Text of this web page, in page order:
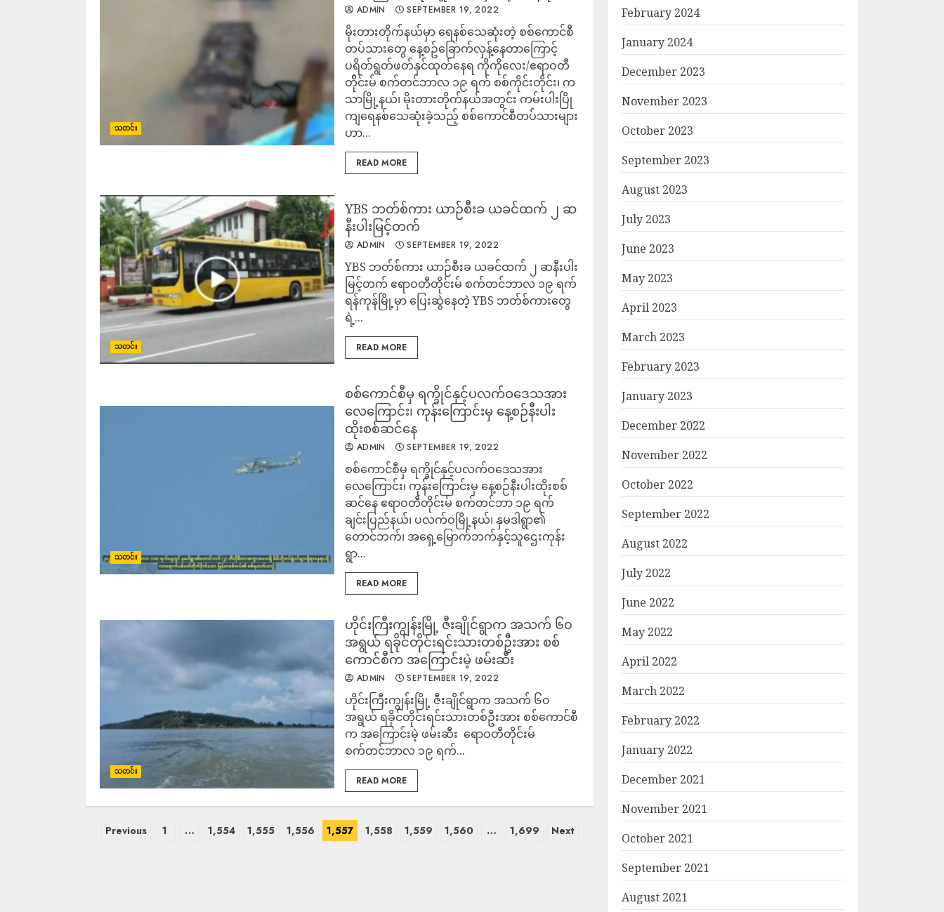
သတင်း
ADMIN SEPTEMBER 19, 2022
မိုးတားတိုက်နယ်မှာ ရေနစ်သေဆုံးတဲ့ စစ်ကောင်စီ
တပ်သားတွေ နေ့စဥ်ခြောက်လှန့်နေတာကြောင့်
ပရိတ်ရွတ်ဖတ်နှင်ထုတ်နေရ ကိုကိုလေး/ဧရာဝတီ
တ်ိုင်းမ် စက်တင်ဘာလ ၁၉ ရက် စစ်ကိုင်းတိုင်း၊ က
သာမြို့နယ်၊ မိုးတားတိုက်နယ်အတွင်း ကမ်းပါးပြို
ကျရေနစ်သေဆုံးခဲ့သည့် စစ်ကောင်စီတပ်သားများ
ဟာ...
READ MORE
သတင်း
YBS ဘတ်စ်ကား ယာဉ်စီးခ ယခင်ထက် ၂ ဆ
နီးပါးမြင့်တက်
ADMIN SEPTEMBER 19, 2022
YBS ဘတ်စ်ကား ယာဉ်စီးခ ယခင်ထက် ၂ ဆနီးပါး
မြင့်တက် ဧရာဝတီတိုင်းမ် စက်တင်ဘာလ ၁၉ ရက်
ရန်ကုန်မြို့မှာ ပြေးဆွဲနေတဲ့ YBS ဘတ်စ်ကားတွေ
ရဲ့...
READ MORE
သတင်း
စစ်ကောင်စီမှ ရက္ခိုင်နှင့်ပလက်ဝဒေသအား
လေကြောင်း၊ ကုန်းကြောင်းမှ နေ့စဉ်နီးပါး
ထိုးစစ်ဆင်နေ
ADMIN SEPTEMBER 19, 2022
စစ်ကောင်စီမှ ရက္ခိုင်နှင့်ပလက်ဝဒေသအား
လေကြောင်း၊ ကုန်းကြောင်းမှ နေ့စဉ်နီးပါးထိုးစစ်
ဆင်နေ ဧရာဝတီတိုင်းမ် စက်တင်ဘာ ၁၉ ရက်
ချင်းပြည်နယ်၊ ပလက်ဝမြို့နယ်၊ နှမဒါရွာ၏
တောင်ဘက်၊ အရှေ့မြောက်ဘက်နှင့်သူဌေးကုန်း
ရွာ...
READ MORE
သတင်း
ဟိုင်းကြီးကျွန်းမြို့ ဇီးချိုင်ရွာက အသက် ၆၀
အရွယ် ရခိုင်တိုင်းရင်းသားတစ်ဦးအား စစ်
ကောင်စီက အကြောင်းမဲ့ ဖမ်းဆီး
ADMIN SEPTEMBER 19, 2022
ဟိုင်းကြီးကျွန်းမြို့ ဇီးချိုင်ရွာက အသက် ၆၀
အရွယ် ရခိုင်တိုင်းရင်းသားတစ်ဦးအား စစ်ကောင်စီ
က အကြောင်းမဲ့ ဖမ်းဆီး ​ ရောဝတီတိုင်းမ်
စက်တင်ဘာလ ၁၉ ရက်...
READ MORE
Previous 1 … 1,554 1,555 1,556 1,557 1,558 1,559 1,560 … 1,699 Next
February 2024
January 2024
December 2023
November 2023
October 2023
September 2023
August 2023
July 2023
June 2023
May 2023
April 2023
March 2023
February 2023
January 2023
December 2022
November 2022
October 2022
September 2022
August 2022
July 2022
June 2022
May 2022
April 2022
March 2022
February 2022
January 2022
December 2021
November 2021
October 2021
September 2021
August 2021